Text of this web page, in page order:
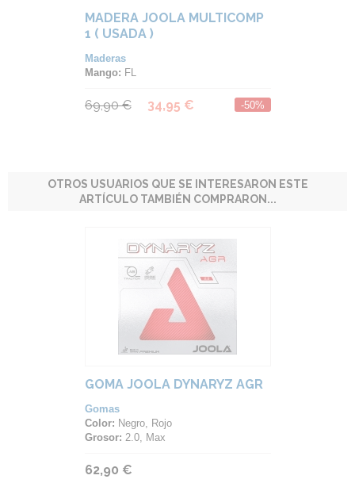
MADERA JOOLA MULTICOMP
1 ( USADA )
Maderas
Mango: FL
69,90 € 34,95 € -50%
OTROS USUARIOS QUE SE INTERESARON ESTE
ARTÍCULO TAMBIÉN COMPRARON...
GOMA JOOLA DYNARYZ AGR
Gomas
Color: Negro, Rojo
Grosor: 2.0, Max
62,90 €